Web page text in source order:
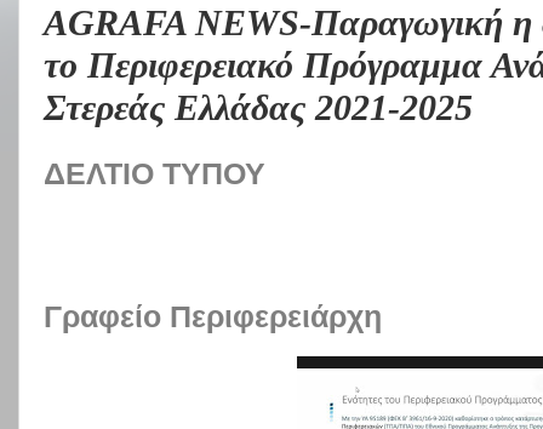
AGRAFA NEWS-Παραγωγική η
το Περιφερειακό Πρόγραμμα
Στερεάς Ελλάδας 2021-2025
ΔΕΛΤΙΟ ΤΥΠΟΥ
Γραφείο Περιφερειάρχη